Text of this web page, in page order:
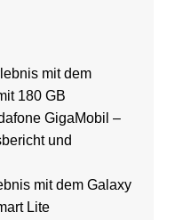
mit dem
180 GB
GigaMobil –
und
mit dem Galaxy
Lite